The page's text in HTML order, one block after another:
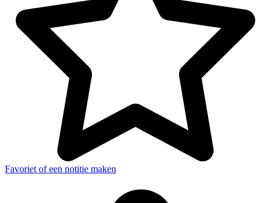
Favoriet of een notitie maken